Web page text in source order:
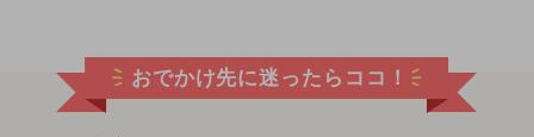
おでかけ先に迷ったらココ！